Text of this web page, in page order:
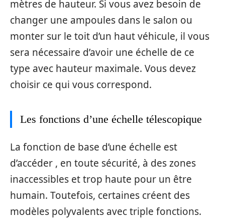
mètres de hauteur. Si vous avez besoin de
changer une ampoules dans le salon ou
monter sur le toit d’un haut véhicule, il vous
sera nécessaire d’avoir une échelle de ce
type avec hauteur maximale. Vous devez
choisir ce qui vous correspond.
Les fonctions d’une échelle télescopique
La fonction de base d’une échelle est
d’accéder , en toute sécurité, à des zones
inaccessibles et trop haute pour un être
humain. Toutefois, certaines créent des
modèles polyvalents avec triple fonctions.